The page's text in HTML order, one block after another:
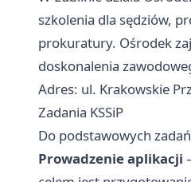
szkolenia dla sędziów,
prokuratury. Ośrodek
doskonalenia
Adres: ul. Krakowskie
Zadania KSSiP
Do podstawowych
Prowadzenie aplikacji